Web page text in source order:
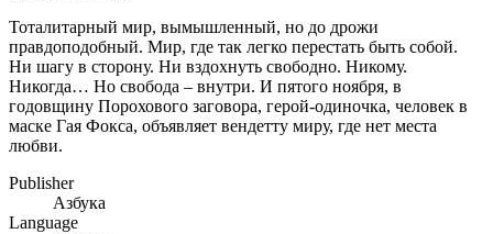
Тоталитарный мир, вымышленный, но до дрожи
правдоподобный. Мир, где так легко перестать быть собой.
Ни шагу в сторону. Ни вздохнуть свободно. Никому.
Никогда… Но свобода – внутри. И пятого ноября, в
годовщину Порохового заговора, герой-одиночка, человек в
маске Гая Фокса, объявляет вендетту миру, где нет места
любви.
Publisher
Азбука
Language